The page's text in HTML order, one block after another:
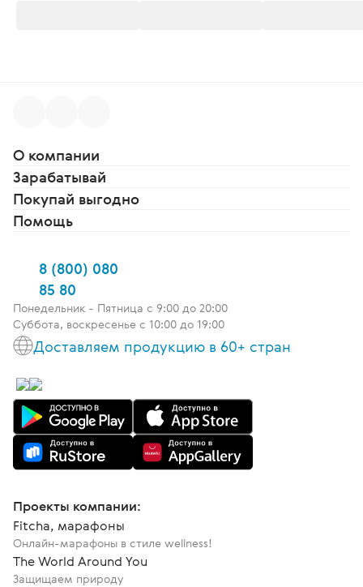
О компании
Зарабатывай
Покупай выгодно
Помощь
8 (800) 080
85 80
Понедельник - Пятница c 9:00 до 20:00
Суббота, воскресенье с 10:00 до 19:00
Доставляем продукцию в 60+ стран
Проекты компании:
Fitcha, марафоны
Онлайн-марафоны в стиле wellness!
The World Around You
Защищаем природу